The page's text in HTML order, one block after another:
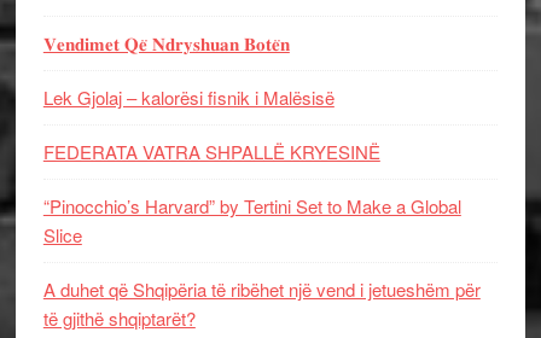
𝐕𝐞𝐧𝐝𝐢𝐦𝐞𝐭 𝐐𝐞̈ 𝐍𝐝𝐫𝐲𝐬𝐡𝐮𝐚𝐧 𝐁𝐨𝐭𝐞̈𝐧
Lek Gjolaj – kalorësi fisnik i Malësisë
FEDERATA VATRA SHPALLË KRYESINË
“Pinocchio’s Harvard” by Tertini Set to Make a Global
Slice
A duhet që Shqipëria të ribëhet një vend i jetueshëm për
të gjithë shqiptarët?